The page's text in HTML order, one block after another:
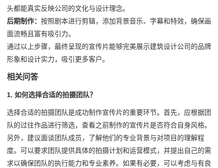
头都能真实反映公司的文化与设计理念。
后期制作： 按照剧本进行剪辑，添加背景音乐、字幕和特效，确保画
面流畅且富有吸引力。
通过以上步骤，最终呈现的宣传片能够完美展示建筑设计公司的品牌
形象和设计实力，吸引更多客户。
相关问答
1. 如何选择合适的拍摄团队？
选择合适的拍摄团队是成功制作宣传片的重要环节。首先，应根据团
队的过往作品进行筛选，查看之前制作的宣传片是否符合自身风格。
另外，建议面谈团队成员，了解他们的专业背景与对项目的理解程
度。可以要求团队提供具体的拍摄计划和运营模式，并提出自己的需
求以确保团队的执行能力和专业素养。如果有必要，可以考虑与有良